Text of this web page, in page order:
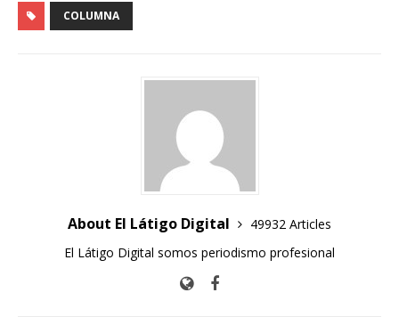
COLUMNA
About El Látigo Digital
49932 Articles
El Látigo Digital somos periodismo profesional